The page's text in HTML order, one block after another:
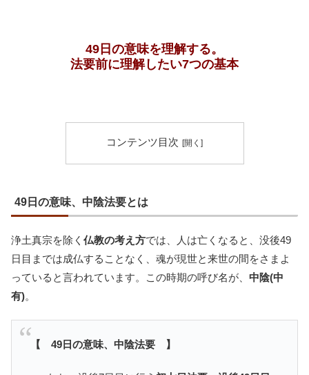
49日の意味を理解する。
法要前に理解したい7つの基本
コンテンツ目次
49日の意味、中陰法要とは
浄土真宗を除く 仏教の考え方では、人は亡くなると、没後49
日目までは成仏することなく、魂が現世と来世の間をさまよ
っていると言われています。この時期の呼び名が、 中陰(中
有)。
【 49日の意味、中陰法要 】